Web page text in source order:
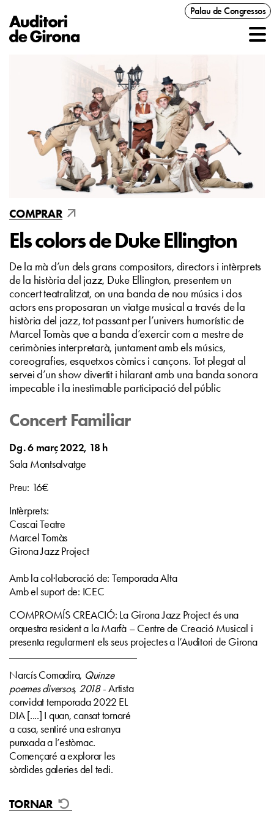
Palau de Congressos
COMPRAR arrow_outward
Els colors de Duke Ellington
De la mà d’un dels grans compositors, directors i intèrprets
de la història del jazz, Duke Ellington, presentem un
concert teatralitzat, on una banda de nou músics i dos
actors ens proposaran un viatge musical a través de la
història del jazz, tot passant per l’univers humorístic de
Marcel Tomàs que a banda d’exercir com a mestre de
cerimònies interpretarà, juntament amb els músics,
coreografies, esquetxos còmics i cançons. Tot plegat al
servei d’un show divertit i hilarant amb una banda sonora
impecable i la inestimable participació del públic
Concert Familiar
Dg. 6 març 2022, 18 h
Sala Montsalvatge
Preu: 16€
Intèrprets:
Cascai Teatre
Marcel Tomàs
Girona Jazz Project
Amb la col·laboració de: Temporada Alta
Amb el suport de: ICEC
COMPROMÍS CREACIÓ: La Girona Jazz Project és una
orquestra resident a la Marfà – Centre de Creació Musical i
presenta regularment els seus projectes a l’Auditori de Girona
Narcís Comadira, Quinze
poemes diversos, 2018- Artista
convidat temporada 2022 EL
DIA [....] I quan, cansat tornaré
a casa, sentiré una estranya
punxada a l’estòmac.
Començaré a explorar les
sòrdides galeries del tedi.
TORNAR